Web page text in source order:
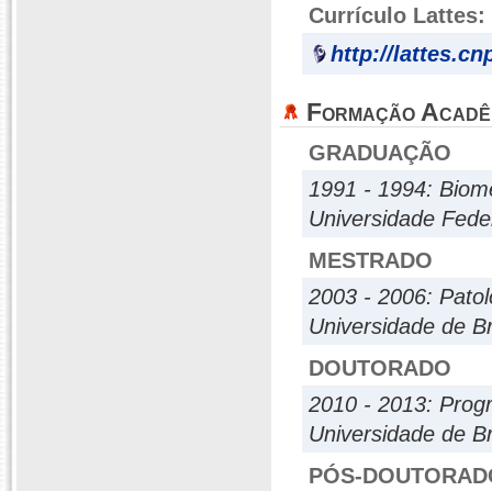
Currículo Lattes:
http://
Formação
GRADUAÇÃO
1991 - 1994:
Universidade
MESTRADO
2003 - 2006:
Universidade de
DOUTORADO
2010 - 2013:
Universidade de
PÓS-